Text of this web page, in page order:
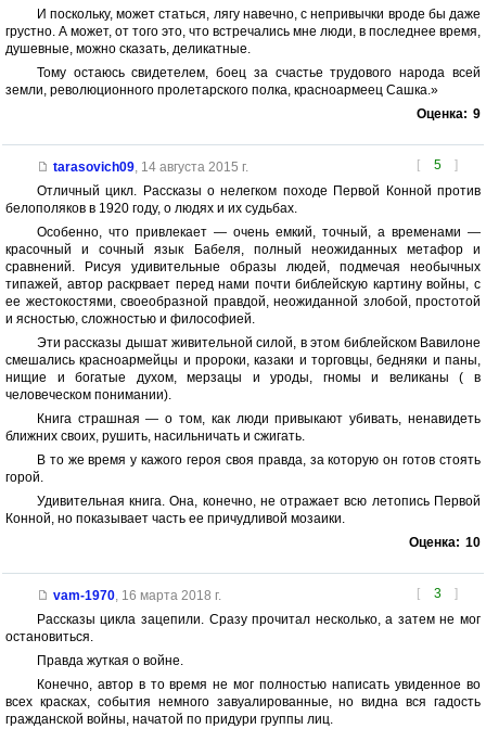
И поскольку, может статься, лягу навечно, с непривычки вроде бы даже
грустно. А может, от того это, что встречались мне люди, в последнее время,
душевные, можно сказать, деликатные.
Тому остаюсь свидетелем, боец за счастье трудового народа всей
земли, революционного пролетарского полка, красноармеец Сашка.»
Оценка: 9
[ 5 ]
tarasovich09, 14 августа 2015 г.
Отличный цикл. Рассказы о нелегком походе Первой Конной против
белополяков в 1920 году, о людях и их судьбах.
Особенно, что привлекает — очень емкий, точный, а временами —
красочный и сочный язык Бабеля, полный неожиданных метафор и
сравнений. Рисуя удивительные образы людей, подмечая необычных
типажей, автор раскрвает перед нами почти библейскую картину войны, с
ее жестокостями, своеобразной правдой, неожиданной злобой, простотой
и ясностью, сложностью и философией.
Эти рассказы дышат живительной силой, в этом библейском Вавилоне
смешались красноармейцы и пророки, казаки и торговцы, бедняки и паны,
нищие и богатые духом, мерзацы и уроды, гномы и великаны ( в
человеческом понимании).
Книга страшная — о том, как люди привыкают убивать, ненавидеть
ближних своих, рушить, насильничать и сжигать.
В то же время у кажого героя своя правда, за которую он готов стоять
горой.
Удивительная книга. Она, конечно, не отражает всю летопись Первой
Конной, но показывает часть ее причудливой мозаики.
Оценка: 10
[ 3 ]
vam-1970, 16 марта 2018 г.
Рассказы цикла зацепили. Сразу прочитал несколько, а затем не мог
остановиться.
Правда жуткая о войне.
Конечно, автор в то время не мог полностью написать увиденное во
всех красках, события немного завуалированные, но видна вся гадость
гражданской войны, начатой по придури группы лиц.